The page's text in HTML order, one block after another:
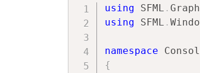
using SFML .
using
SFML .
namespace
{